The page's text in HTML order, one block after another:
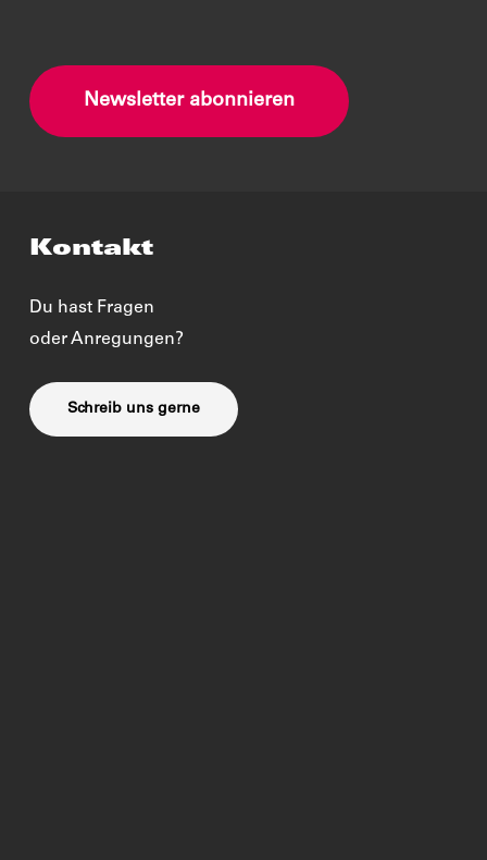
Newsletter abonnieren
Kontakt
Du hast Fragen
oder Anregungen?
Schreib uns gerne